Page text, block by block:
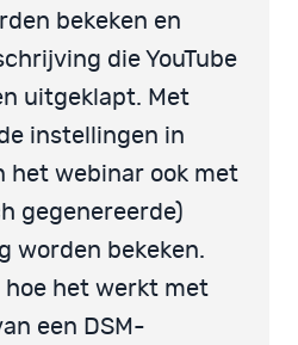
bekeken en
die YouTube
uitgeklapt. Met
instellingen in
het webinar ook met
gegenereerde)
worden bekeken.
hoe het werkt met
een DSM-